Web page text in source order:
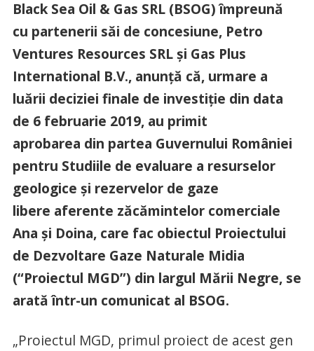
Black Sea Oil & Gas SRL (BSOG) împreună
cu partenerii săi de concesiune, Petro
Ventures Resources SRL şi Gas Plus
International B.V., anunță că, urmare a
luării deciziei finale de investiţie din data
de 6 februarie 2019, au primit
aprobarea din partea Guvernului României
pentru Studiile de evaluare a resurselor
geologice și rezervelor de gaze
libere aferente zăcămintelor comerciale
Ana și Doina, care fac obiectul Proiectului
de Dezvoltare Gaze Naturale Midia
(“Proiectul MGD”) din largul Mării Negre, se
arată într-un comunicat al BSOG.
„Proiectul MGD, primul proiect de acest gen